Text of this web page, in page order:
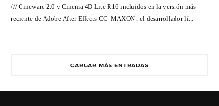
/// Cineware 2.0 y Cinema 4D Lite R16 incluidos en la versión más
reciente de Adobe After Effects CC MAXON , el desarrollador lí...
CARGAR MÁS ENTRADAS